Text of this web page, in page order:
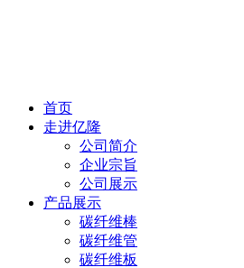
首页
走进亿隆
公司简介
企业宗旨
公司展示
产品展示
碳纤维棒
碳纤维管
碳纤维板